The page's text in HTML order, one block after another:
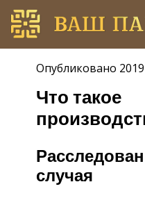
Опубликовано
Что такое
случая